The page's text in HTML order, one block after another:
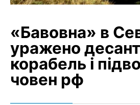
«Бавовна» в
уражено
корабель і
човен рф